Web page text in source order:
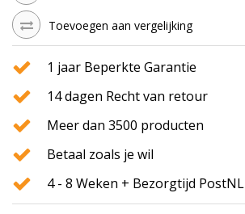
Toevoegen aan vergelijking
1 jaar Beperkte Garantie
14 dagen Recht van retour
Meer dan 3500 producten
Betaal zoals je wil
4 - 8 Weken + Bezorgtijd PostNL